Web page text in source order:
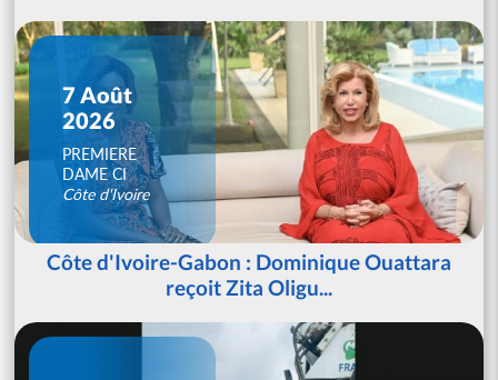
7 Août
2026
PREMIERE
DAME CI
Côte d'Ivoire
Côte d'Ivoire-Gabon : Dominique Ouattara
reçoit Zita Oligu...